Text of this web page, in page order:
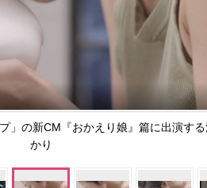
」の新CM『おかえり娘』篇に出演す
かり